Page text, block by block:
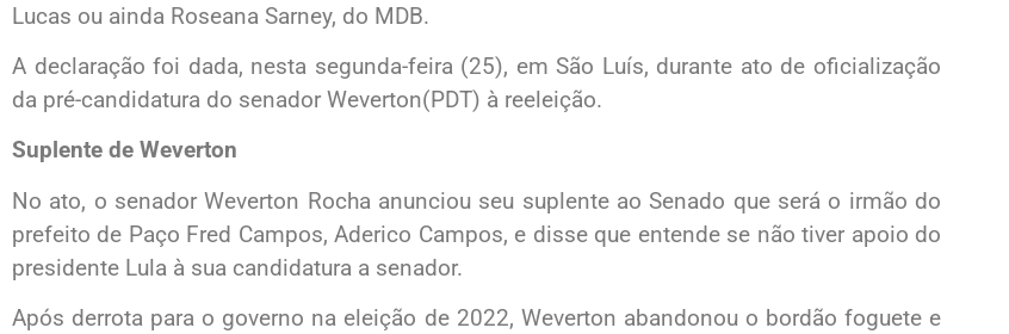
Lucas ou ainda Roseana Sarney, do MDB.
A declaração foi dada, nesta segunda-feira (25), em São Luís, durante ato de oficialização
da pré-candidatura do senador Weverton(PDT) à reeleição.
Suplente de Weverton
No ato, o senador Weverton Rocha anunciou seu suplente ao Senado que será o irmão do
prefeito de Paço Fred Campos, Aderico Campos, e disse que entende se não tiver apoio do
presidente Lula à sua candidatura a senador.
Após derrota para o governo na eleição de 2022, Weverton abandonou o bordão foguete e